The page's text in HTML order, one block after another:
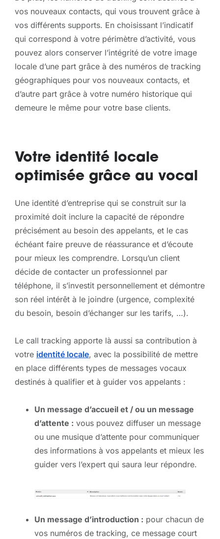
vos nouveaux contacts, qui vous trouvent grâce à
vos différents supports. En choisissant l’indicatif
qui correspond à votre périmètre d’activité, vous
pouvez alors conserver l’intégrité de votre image
locale d’une part grâce à des numéros de tracking
géographiques pour vos nouveaux contacts, et
d’autre part grâce à votre numéro historique qui
demeure le même pour votre base clients.
Votre identité locale
optimisée grâce au vocal
Une identité d’entreprise qui se construit sur la
proximité doit inclure la capacité de répondre
précisément au besoin des appelants, et le cas
échéant faire preuve de réassurance et d’écoute
pour mieux les comprendre. Lorsqu’un client
décide de contacter un professionnel par
téléphone, il s’investit personnellement et démontre
son réel intérêt à le joindre (urgence, complexité
du besoin, besoin d’échanger sur les tarifs, …).
Le call tracking apporte là aussi sa contribution à
votre identité locale, avec la possibilité de mettre
en place différents types de messages vocaux
destinés à qualifier et à guider vos appelants :
Un message d’accueil et / ou un message
d’attente : vous pouvez diffuser un message
ou une musique d’attente pour communiquer
des informations à vos appelants et mieux les
guider vers l’expert qui saura leur répondre.
Un message d’introduction : pour chacun de
vos numéros de tracking, ce message court